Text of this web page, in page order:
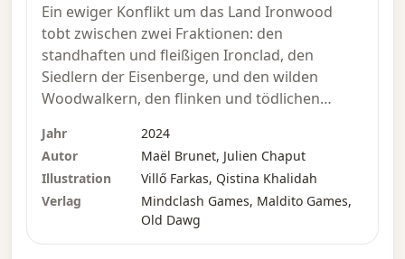
Ein ewiger Konflikt um das Land Ironwood
tobt zwischen zwei Fraktionen: den
standhaften und fleißigen Ironclad, den
Siedlern der Eisenberge, und den wilden
Woodwalkern, den flinken und tödlichen
kämpfen um die endgültige Herrschaft über
das Land und dessen größten Schatz: die
Larimor-Kristalle, eine geheimnisvolle
Substanz, die immense Energie in sich birgt.
Sie sind sowohl im Inneren der kolossalen
Jahr
2024
Autor
Maël Brunet, Julien Chaput
Illustration
Villő Farkas, Qistina Khalidah
Verlag
Mindclash Games, Maldito Games,
Old Dawg